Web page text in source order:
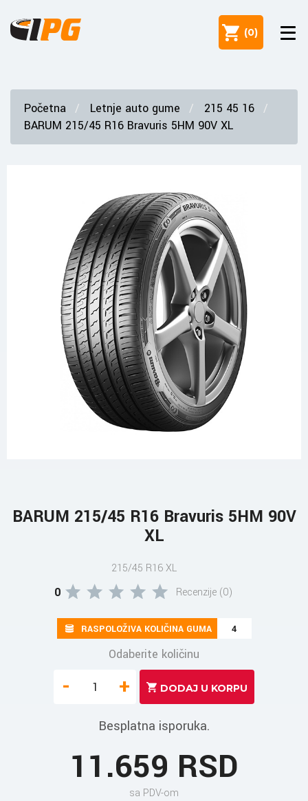
(0)
Početna Letnje auto gume
215 45 16
BARUM 215/45 R16 Bravuris 5HM 90V XL
BARUM 215/45 R16 Bravuris 5HM 90V
XL
215/45 R16 XL
0 Recenzije (0)
RASPOLOŽIVA KOLIČINA GUMA 4
Odaberite količinu
- +
Besplatna isporuka.
11.659 RSD
sa PDV-om